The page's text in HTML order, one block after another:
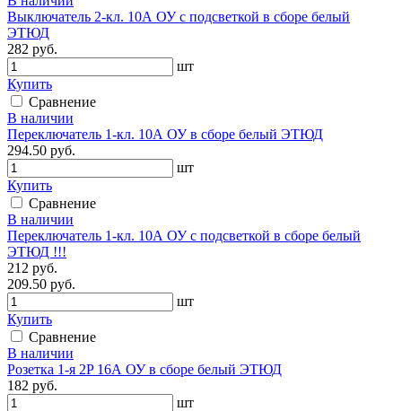
Выключатель 2-кл. 10А ОУ с подсветкой в сборе белый
ЭТЮД
282 руб.
шт
Купить
Сравнение
В наличии
Переключатель 1-кл. 10А ОУ в сборе белый ЭТЮД
294.50 руб.
шт
Купить
Сравнение
В наличии
Переключатель 1-кл. 10А ОУ с подсветкой в сборе белый
ЭТЮД !!!
212 руб.
209.50 руб.
шт
Купить
Сравнение
В наличии
Розетка 1-я 2P 16А ОУ в сборе белый ЭТЮД
182 руб.
шт